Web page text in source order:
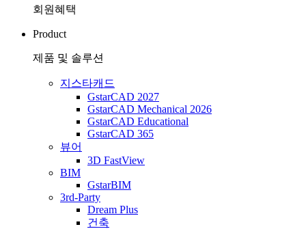
회원혜택
Product
제품 및 솔루션
지스타캐드
GstarCAD 2027
GstarCAD Mechanical 2026
GstarCAD Educational
GstarCAD 365
뷰어
3D FastView
BIM
GstarBIM
3rd-Party
Dream Plus
건축